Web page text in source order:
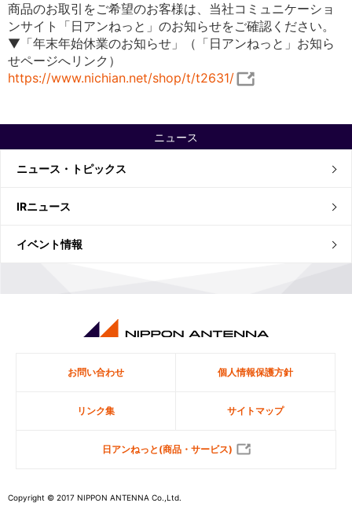
ニュース
ニュース・トピックス
IRニュース
イベント情報
商品のお取引をご希望のお客様は、当社コミュニケーショ
ンサイト「日アンねっと」のお知らせをご確認ください。
▼「年末年始休業のお知らせ」（「日アンねっと」お知ら
せページへリンク）
https://www.nichian.net/shop/t/t2631/
お問い合わせ 個人情報保護方針
リンク集 サイトマップ
日アンねっと(商品・サービス)
Copyright © 2017 NIPPON ANTENNA Co.,Ltd.